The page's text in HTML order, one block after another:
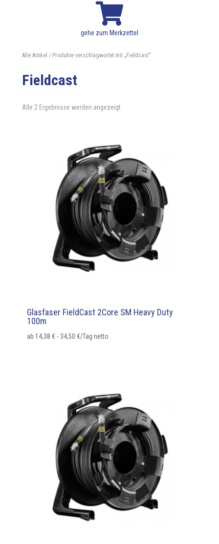

gehe zum Merkzettel
Alle Artikel / Produkte verschlagwortet mit „Fieldcast“
Fieldcast
Alle 2 Ergebnisse werden angezeigt
Glasfaser FieldCast 2Core SM Heavy Duty
100m
ab 14,38 €- 34,50 €/Tag netto